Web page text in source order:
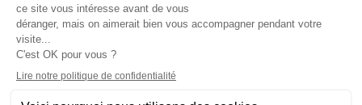
Nous suivre